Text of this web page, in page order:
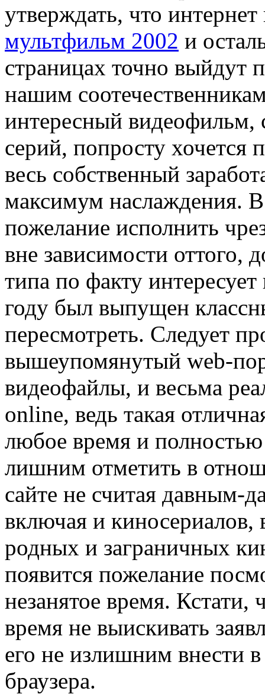
утверждать, что
мультфильм 2002 и
страницах точно выйдут
нашим
интересный видеофильм,
серий, попросту хочется
весь собственный
максимум наслаждения.
пожелание исполнить
вне зависимости оттого,
типа по факту
году был выпущен
пересмотреть. Следует
вышеупомянутый web-
видеофайлы, и весьма
online, ведь такая
любое время и
лишним отметить в
сайте не считая давным-
включая и
родных и заграничных
появится пожелание
незанятое время. Кстати,
время не выискивать
его не излишним внести
браузера.